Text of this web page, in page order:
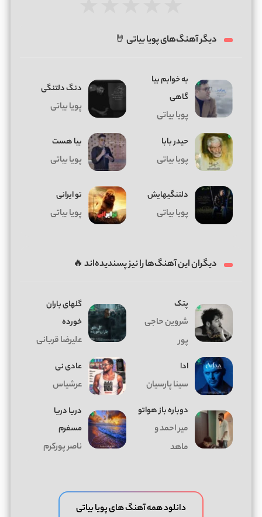
دیگر آهنگ‌های پویا بیاتی 🤘
به خوابم بیا
گاهی
پویا بیاتی
دنگ دلتنگی
پویا بیاتی
حیدر بابا
پویا بیاتی
بیا هست
پویا بیاتی
دلتنگیهایش
پویا بیاتی
تو ایرانی
پویا بیاتی
دیگران این آهنگ‌ها را نیز پسندیده‌اند 🔥
پتک
شروین حاجی
پور
گلهای باران
خورده
علیرضا قربانی
ادا
سینا پارسیان
عادی نی
عرشیاس
دوباره باز هواتو
میر احمد و
ماهد
دریا دریا
مسفرم
ناصر پورکرم
دانلود همه آهنگ های پویا بیاتی